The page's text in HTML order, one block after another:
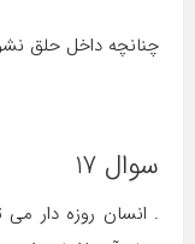
چنانچه داخل حلق
سوال 17
. انسان روزه دار می